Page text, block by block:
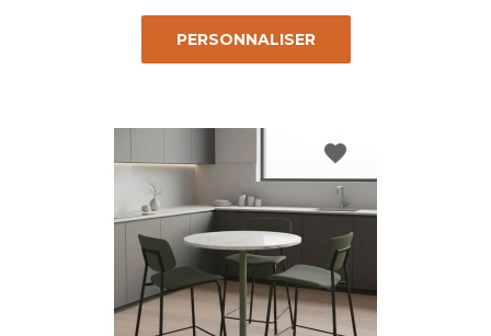
PERSONNALISER
favorite